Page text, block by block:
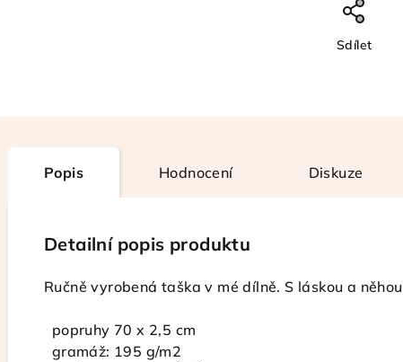
Sdílet
Popis Hodnocení Diskuze
Detailní popis produktu
Ručně vyrobená taška v mé dílně. S láskou a
popruhy 70 x 2,5 cm
gramáž: 195 g/m2